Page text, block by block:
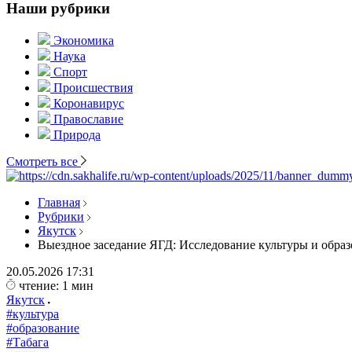
Наши рубрики
Экономика
Наука
Спорт
Происшествия
Коронавирус
Православие
Природа
Смотреть все
Главная
Рубрики
Якутск
Выездное заседание ЯГД: Исследование культуры и
20.05.2026 17:31
чтение: 1 мин
Якутск
#культура
#образование
#Табага